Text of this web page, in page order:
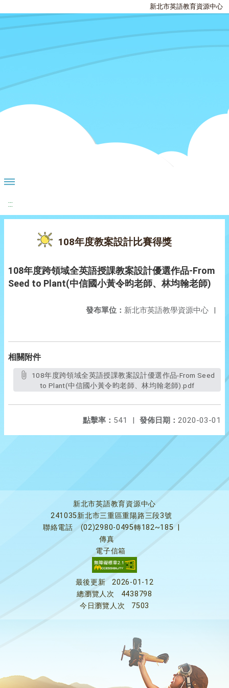
新北市英語教育資源中心
:::
108年度教案設計比賽得獎
108年度跨領域全英語授課教案設計優選作品-From
Seed to Plant(中信國小黃令昀老師、林均翰老師)
發布單位： 新北市英語教學資源中心 |
相關附件
to Plant(中信國小黃令昀老師、林均翰老師).pdf
發佈日期： 2020-03-01
點擊率： 541 |
新北市英語教育資源中心
241035新北市三重區重陽路三段3號
聯絡電話
(02)2980-0495轉182~185
傳真
電子信箱
最後更新
2026-01-12
總瀏覽人次
4438798
今日瀏覽人次
7503